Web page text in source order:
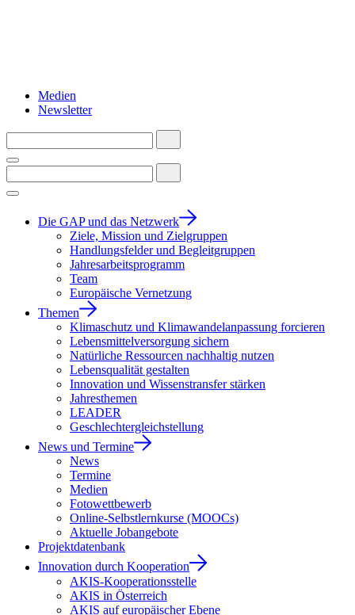
Medien
Newsletter
Die GAP und das Netzwerk
Ziele, Mission und Zielgruppen
Handlungsfelder und Begleitgruppen
Jahresarbeitsprogramm
Team
Europäische Vernetzung
Themen
Klimaschutz und Klimawandelanpassung forcieren
Lebensmittelversorgung sichern
Natürliche Ressourcen nachhaltig nutzen
Lebensqualität gestalten
Innovation und Wissenstransfer stärken
Jahresthemen
LEADER
Geschlechtergleichstellung
News und Termine
News
Termine
Medien
Fotowettbewerb
Online-Selbstlernkurse (MOOCs)
Aktuelle Jobangebote
Projektdatenbank
Innovation durch Kooperation
AKIS-Kooperationsstelle
AKIS in Österreich
AKIS auf europäischer Ebene